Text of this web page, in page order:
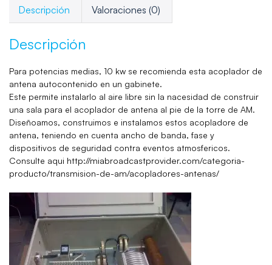
Descripción Valoraciones (0)
Descripción
Para potencias medias, 10 kw se recomienda esta acoplador de
antena autocontenido en un gabinete.
Este permite instalarlo al aire libre sin la nacesidad de construir
una sala para el acoplador de antena al pie de la torre de AM.
Diseñoamos, construimos e instalamos estos acopladore de
antena, teniendo en cuenta ancho de banda, fase y
dispositivos de seguridad contra eventos atmosfericos.
Consulte aqui http://miabroadcastprovider.com/categoria-
producto/transmision-de-am/acopladores-antenas/